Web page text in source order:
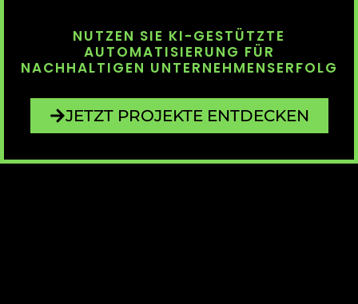
NUTZEN SIE KI-GESTÜTZTE
AUTOMATISIERUNG FÜR
NACHHALTIGEN UNTERNEHMENSERFOLG
JETZT PROJEKTE ENTDECKEN